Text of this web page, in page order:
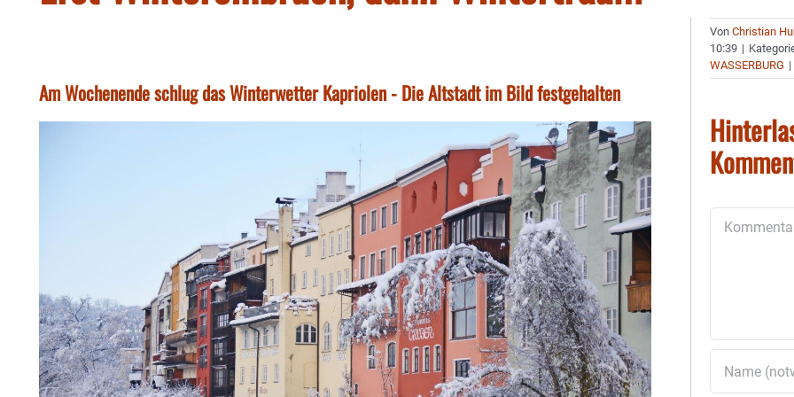
Am Wochenende schlug das Winterwetter Kapriolen - Die Altstadt im Bild festgehalten
VonChristian
10:39 |
WASSERBURG |